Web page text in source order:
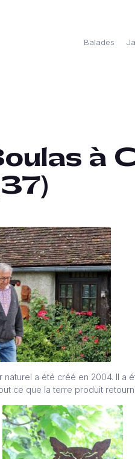
Balades
à
a été créé en 2004. Il a
ce que la terre produit